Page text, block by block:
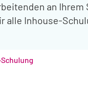
an
Inhouse-